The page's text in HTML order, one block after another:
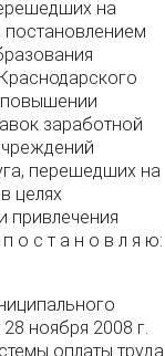
на
постановлением
повышении
заработной
перешедших на
целях
привлечения
о с т а н о в л я ю:
ноября 2008 г.
оплаты труда